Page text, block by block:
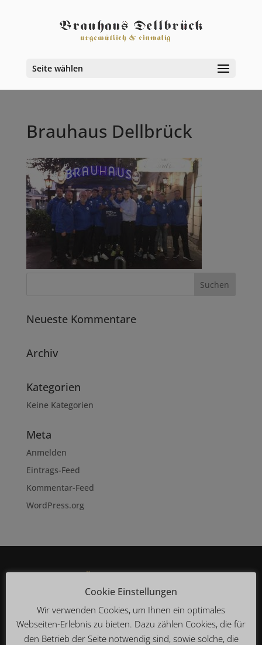
Seite wählen
Brauhaus Dellbrück
Neueste Kommentare
Archiv
Kategorien
Keine Kategorien
Meta
Anmelden
Eintrags-Feed
Kommentar-Feed
WordPress.org
WIR SIND FÜR SIE DA
Montag – Sonntag
10:30 bis 0:00 Uhr
(Küche von 11:30 bis 23:00 Uhr)
Cookie Einstellungen
Wir verwenden Cookies, um Ihnen ein optimales
Webseiten-Erlebnis zu bieten. Dazu zählen Cookies, die für
den Betrieb der Seite notwendig sind, sowie solche, die